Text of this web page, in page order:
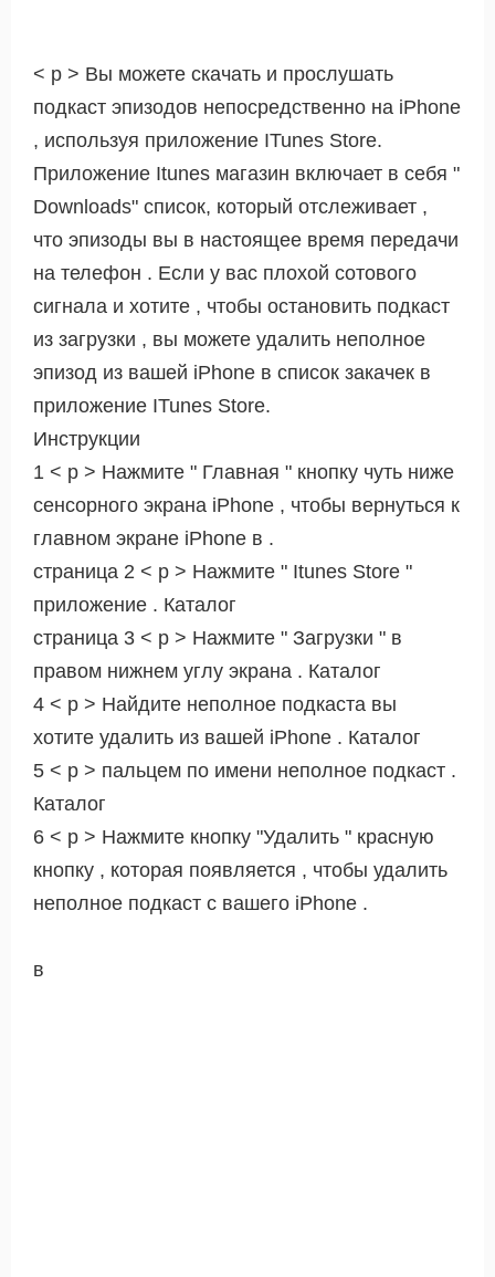
< р > Вы можете скачать и прослушать
подкаст эпизодов непосредственно на iPhone
, используя приложение ITunes Store.
Приложение Itunes магазин включает в себя "
Downloads" список, который отслеживает ,
что эпизоды вы в настоящее время передачи
на телефон . Если у вас плохой сотового
сигнала и хотите , чтобы остановить подкаст
из загрузки , вы можете удалить неполное
эпизод из вашей iPhone в список закачек в
приложение ITunes Store.
Инструкции
1 < р > Нажмите " Главная " кнопку чуть ниже
сенсорного экрана iPhone , чтобы вернуться к
главном экране iPhone в .
страница 2 < р > Нажмите " Itunes Store "
приложение . Каталог
страница 3 < р > Нажмите " Загрузки " в
правом нижнем углу экрана . Каталог
4 < р > Найдите неполное подкаста вы
хотите удалить из вашей iPhone . Каталог
5 < р > пальцем по имени неполное подкаст .
Каталог
6 < р > Нажмите кнопку "Удалить " красную
кнопку , которая появляется , чтобы удалить
неполное подкаст с вашего iPhone .
в